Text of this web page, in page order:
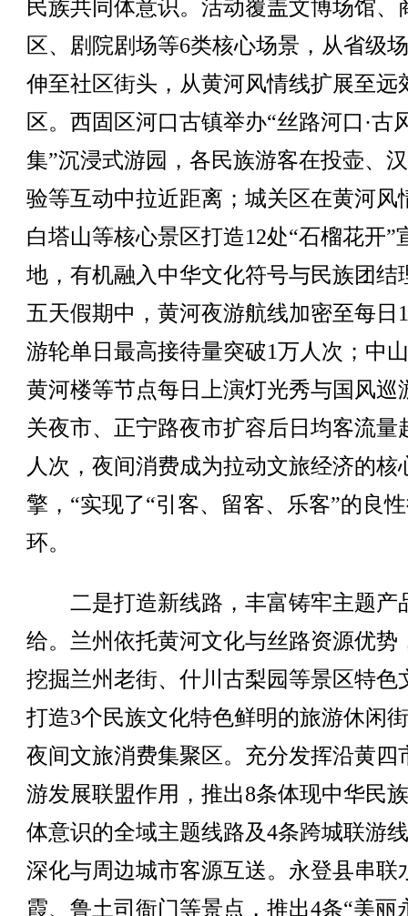
民族共同体意识。活动覆盖文博场馆、
区、剧院剧场等6类核心场景，从省级
伸至社区街头，从黄河风情线扩展至远
区。西固区河口古镇举办“丝路河口·古
集”沉浸式游园，各民族游客在投壶、
验等互动中拉近距离；城关区在黄河风
白塔山等核心景区打造12处“石榴花开”
地，有机融入中华文化符号与民族团结
五天假期中，黄河夜游航线加密至每日
游轮单日最高接待量突破1万人次；中
黄河楼等节点每日上演灯光秀与国风巡
关夜市、正宁路夜市扩容后日均客流量
人次，夜间消费成为拉动文旅经济的核
擎，“实现了“引客、留客、乐客”的良
环。
二是打造新线路，丰富铸牢主题产
给。兰州依托黄河文化与丝路资源优势
挖掘兰州老街、什川古梨园等景区特色
打造3个民族文化特色鲜明的旅游休闲
夜间文旅消费集聚区。充分发挥沿黄四
游发展联盟作用，推出8条体现中华民
体意识的全域主题线路及4条跨城联游
深化与周边城市客源互送。永登县串联
霞、鲁土司衙门等景点，推出4条“美丽